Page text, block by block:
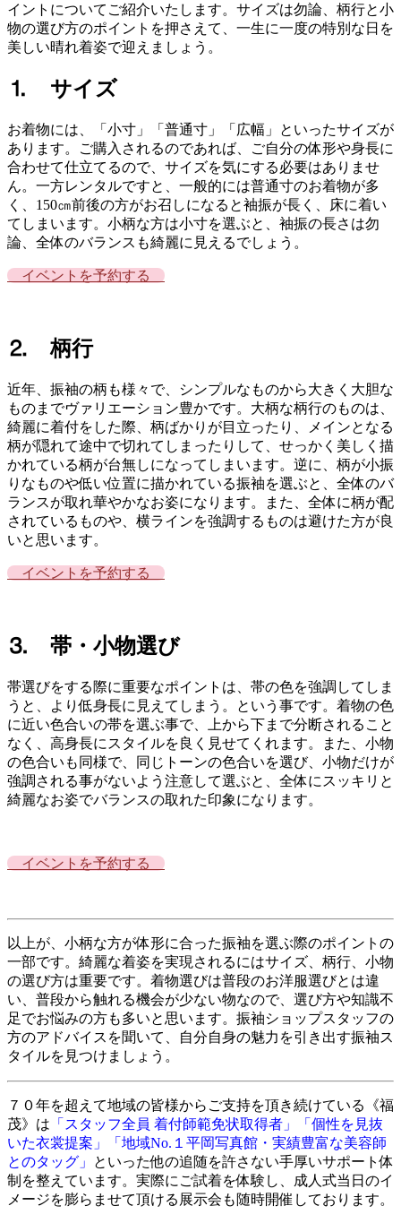
イントについてご紹介いたします。サイズは勿論、柄行と小
物の選び方のポイントを押さえて、一生に一度の特別な日を
美しい晴れ着姿で迎えましょう。
⒈ サイズ
お着物には、「小寸」「普通寸」「広幅」といったサイズが
あります。ご購入されるのであれば、ご自分の体形や身長に
合わせて仕立てるので、サイズを気にする必要はありませ
ん。一方レンタルですと、一般的には普通寸のお着物が多
く、150㎝前後の方がお召しになると袖振が長く、床に着い
てしまいます。小柄な方は小寸を選ぶと、袖振の長さは勿
論、全体のバランスも綺麗に見えるでしょう。
イベントを予約する
⒉ 柄行
近年、振袖の柄も様々で、シンプルなものから大きく大胆な
ものまでヴァリエーション豊かです。大柄な柄行のものは、
綺麗に着付をした際、柄ばかりが目立ったり、メインとなる
柄が隠れて途中で切れてしまったりして、せっかく美しく描
かれている柄が台無しになってしまいます。逆に、柄が小振
りなものや低い位置に描かれている振袖を選ぶと、全体のバ
ランスが取れ華やかなお姿になります。また、全体に柄が配
されているものや、横ラインを強調するものは避けた方が良
いと思います。
イベントを予約する
⒊ 帯・小物選び
帯選びをする際に重要なポイントは、帯の色を強調してしま
うと、より低身長に見えてしまう。という事です。着物の色
に近い色合いの帯を選ぶ事で、上から下まで分断されること
なく、高身長にスタイルを良く見せてくれます。また、小物
の色合いも同様で、同じトーンの色合いを選び、小物だけが
強調される事がないよう注意して選ぶと、全体にスッキリと
綺麗なお姿でバランスの取れた印象になります。
イベントを予約する
以上が、小柄な方が体形に合った振袖を選ぶ際のポイントの
一部です。綺麗な着姿を実現されるにはサイズ、柄行、小物
の選び方は重要です。着物選びは普段のお洋服選びとは違
い、普段から触れる機会が少ない物なので、選び方や知識不
足でお悩みの方も多いと思います。振袖ショップスタッフの
方のアドバイスを聞いて、自分自身の魅力を引き出す振袖ス
タイルを見つけましょう。
７０年を超えて地域の皆様からご支持を頂き続けている《福
茂》は 「スタッフ全員 着付師範免状取得者」「個性を見抜
いた衣裳提案」「地域No.１平岡写真館・実績豊富な美容師
とのタッグ」
といった他の追随を許さない手厚いサポート体
制を整えています。実際にご試着を体験し、成人式当日のイ
メージを膨らませて頂ける展示会も随時開催しております。